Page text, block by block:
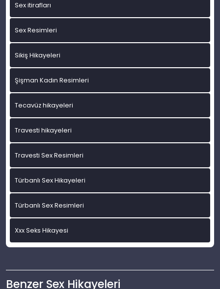
Sex itirafları
Sex Resimleri
Sikiş Hikayeleri
Şişman Kadın Resimleri
Tecavüz hikayeleri
Travesti hikayeleri
Travesti Sex Resimleri
Türbanlı Sex Hikayeleri
Türbanlı Sex Resimleri
Xxx Seks Hikayesi
Benzer Sex Hikayeleri